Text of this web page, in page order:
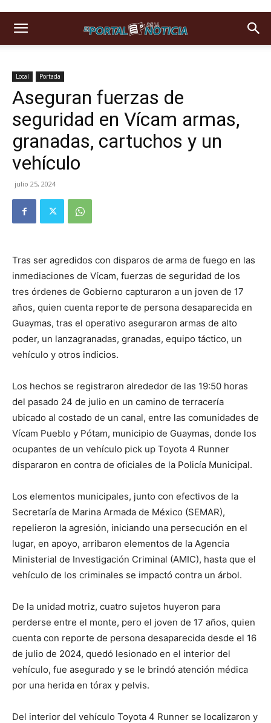
Local Portada
Aseguran fuerzas de
seguridad en Vícam armas,
granadas, cartuchos y un
vehículo
julio 25, 2024
Tras ser agredidos con disparos de arma de fuego en las
inmediaciones de Vícam, fuerzas de seguridad de los
tres órdenes de Gobierno capturaron a un joven de 17
años, quien cuenta reporte de persona desaparecida en
Guaymas, tras el operativo aseguraron armas de alto
poder, un lanzagranadas, granadas, equipo táctico, un
vehículo y otros indicios.
Los hechos se registraron alrededor de las 19:50 horas
del pasado 24 de julio en un camino de terracería
ubicado al costado de un canal, entre las comunidades de
Vícam Pueblo y Pótam, municipio de Guaymas, donde los
ocupantes de un vehículo pick up Toyota 4 Runner
dispararon en contra de oficiales de la Policía Municipal.
Los elementos municipales, junto con efectivos de la
Secretaría de Marina Armada de México (SEMAR),
repelieron la agresión, iniciando una persecución en el
lugar, en apoyo, arribaron elementos de la Agencia
Ministerial de Investigación Criminal (AMIC), hasta que el
vehículo de los criminales se impactó contra un árbol.
De la unidad motriz, cuatro sujetos huyeron para
perderse entre el monte, pero el joven de 17 años, quien
cuenta con reporte de persona desaparecida desde el 16
de julio de 2024, quedó lesionado en el interior del
vehículo, fue asegurado y se le brindó atención médica
por una herida en tórax y pelvis.
Del interior del vehículo Toyota 4 Runner se localizaron y